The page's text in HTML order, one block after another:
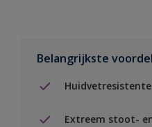
Belangrijkste
Extreem stoot-